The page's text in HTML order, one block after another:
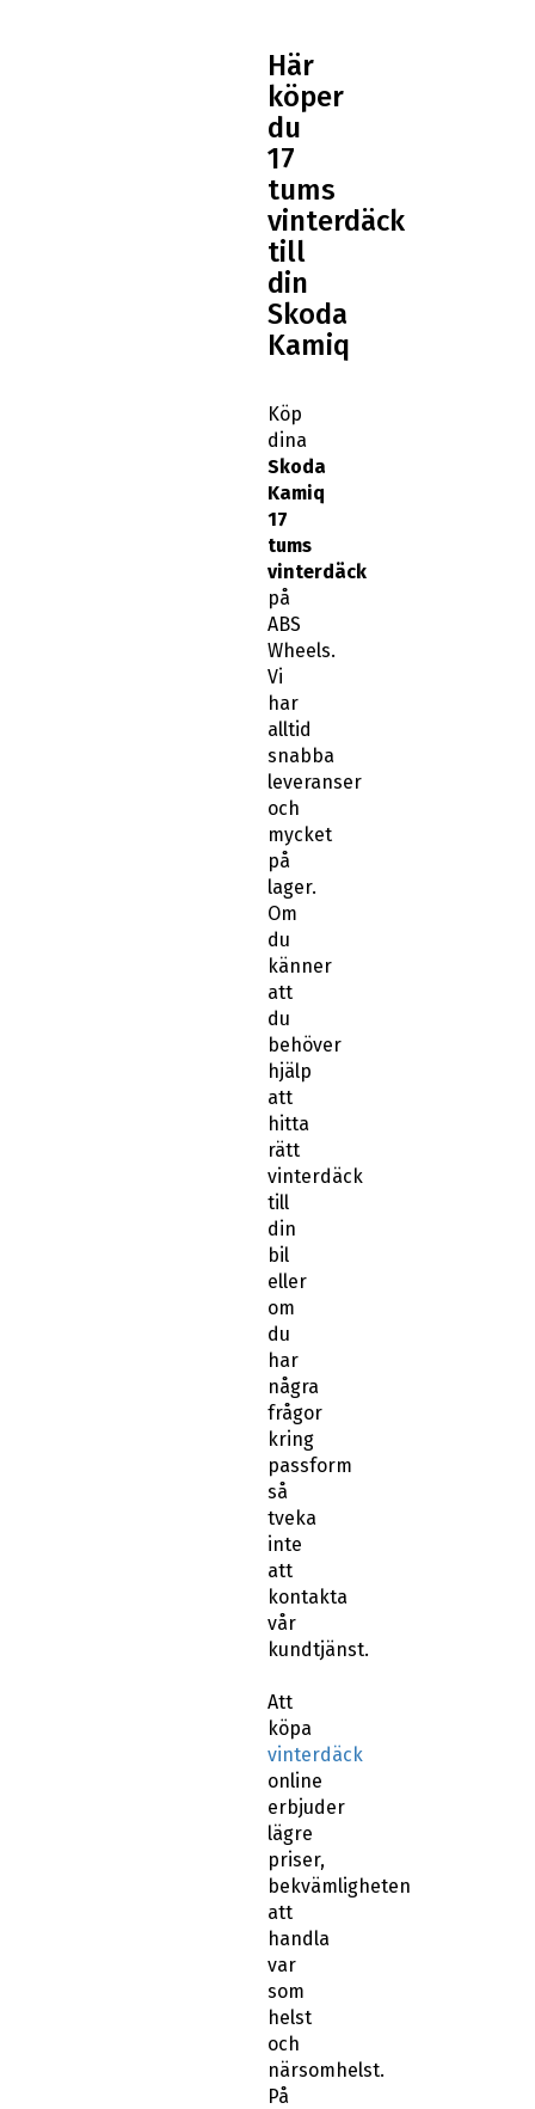
Här
köper
du
17
tums
vinterdäck
till
din
Skoda
Kamiq
Köp
dina
Skoda
Kamiq
17
tums
vinterdäck
på
ABS
Wheels.
Vi
har
alltid
snabba
leveranser
och
mycket
på
lager.
Om
du
känner
att
du
behöver
hjälp
att
hitta
rätt
vinterdäck
till
din
bil
eller
om
du
har
några
frågor
kring
passform
så
tveka
inte
att
kontakta
vår
kundtjänst.
Att
köpa
vinterdäck
online
erbjuder
lägre
priser,
bekvämligheten
att
handla
var
som
helst
och
närsomhelst.
På